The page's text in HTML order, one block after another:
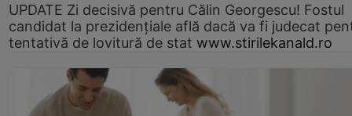
UPDATE Zi decisivă pentru Călin Georgescu! Fostul
candidat la prezidențiale află dacă va fi judecat
tentativă de lovitură de stat www.stirilekanald.ro